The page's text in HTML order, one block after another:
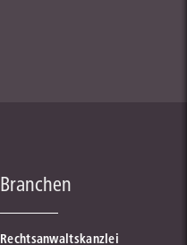
Branchen
Rechtsanwaltskanzlei